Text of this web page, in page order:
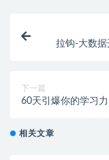
拉钩-大数据
下一篇
60天引爆你的学习
相关文章